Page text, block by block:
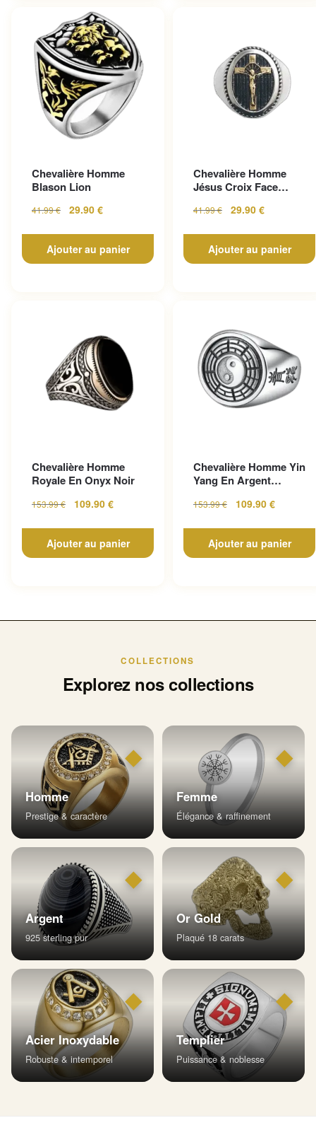
Chevalière Homme
Blason Lion
41.99€ 29.90 €
Ajouter au panier
Chevalière Homme
Jésus Croix Face
41.99€ 29.90 €
Ajouter au panier
Chevalière Homme
Royale En Onyx Noir
153.99€ 109.90 €
Ajouter au panier
Chevalière Homme Yin
Yang En Argent
153.99€ 109.90 €
Ajouter au panier
COLLECTIONS
Explorez nos collections
◆
Homme
Prestige & caractère
◆
Femme
Élégance & raffinement
◆
Argent
925 sterling pur
◆
Or Gold
Plaqué 18 carats
◆
Acier Inoxydable
Robuste & intemporel
◆
Templier
Puissance & noblesse